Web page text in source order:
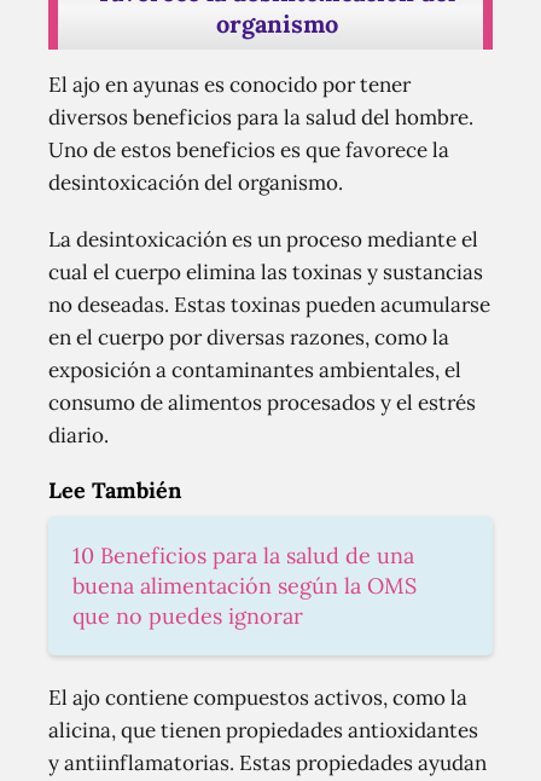
organismo
El ajo en ayunas es conocido por tener
diversos beneficios para la salud del hombre.
Uno de estos beneficios es que favorece la
desintoxicación del organismo.
La desintoxicación es un proceso mediante el
cual el cuerpo elimina las toxinas y sustancias
no deseadas. Estas toxinas pueden acumularse
en el cuerpo por diversas razones, como la
exposición a contaminantes ambientales, el
consumo de alimentos procesados y el estrés
diario.
Lee También
10 Beneficios para la salud de una
buena alimentación según la OMS
que no puedes ignorar
El ajo contiene compuestos activos, como la
alicina, que tienen propiedades antioxidantes
y antiinflamatorias. Estas propiedades ayudan